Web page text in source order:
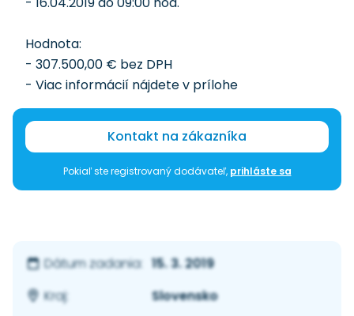
Hodnota:
- 307.500,00 € bez DPH
- Viac informácií nájdete v prílohe
Kontakt na zákazníka
Pokiaľ ste registrovaný dodávateľ, prihláste sa
Dátum zadania: 15. 3. 2019
Kraj:
Slovensko